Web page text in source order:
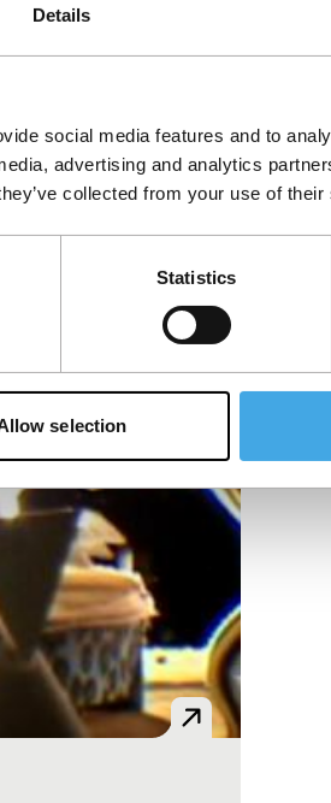
Details
social media features and to
advertising and analytics
collected from your use of
Statistics
selection